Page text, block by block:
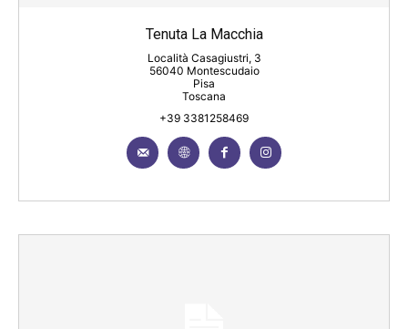
Tenuta La Macchia
Località Casagiustri, 3
56040 Montescudaio
Pisa
Toscana
+39 3381258469